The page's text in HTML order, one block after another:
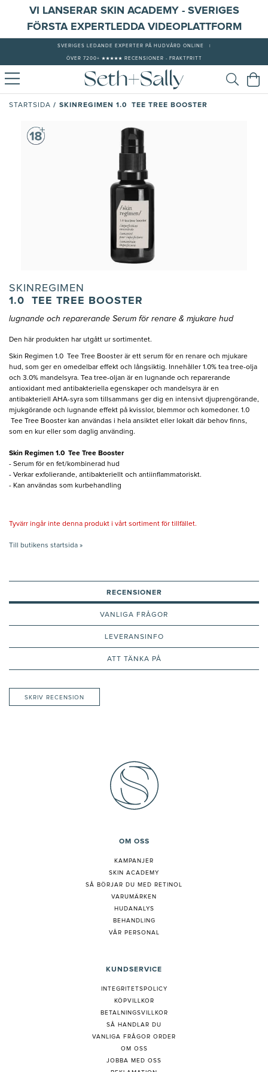
VI LANSERAR SKIN ACADEMY - SVERIGES
FÖRSTA EXPERTLEDDA VIDEOPLATTFORM
SVERIGES LEDANDE EXPERTER PÅ HUDVÅRD ONLINE
ÖVER 7200+ ★★★★★ RECENSIONER - FRAKTFRITT
STARTSIDA / SKINREGIMEN 1.0 TEE TREE BOOSTER
SKINREGIMEN
1.0 TEE TREE BOOSTER
lugnande och reparerande Serum för renare & mjukare hud
Den här produkten har utgått ur sortimentet.
Skin Regimen 1.0 Tee Tree Booster är ett serum för en renare och mjukare
hud, som ger en omedelbar effekt och långsiktig. Innehåller 1.0% tea tree-olja
och 3.0% mandelsyra. Tea tree-oljan är en lugnande och reparerande
antioxidant med antibakteriella egenskaper och mandelsyra är en
antibakteriell AHA-syra som tillsammans ger dig en intensivt djuprengörande,
mjukgörande och lugnande effekt på kvisslor, blemmor och komedoner. 1.0
Tee Tree Booster kan användas i hela ansiktet eller lokalt där behov finns,
som en kur eller som daglig använding.
Skin Regimen 1.0 Tee Tree Booster
- Serum för en fet/kombinerad hud
- Verkar exfolierande, antibakteriellt och antiinflammatoriskt.
- Kan användas som kurbehandling
Tyvärr ingår inte denna produkt i vårt sortiment för tillfället.
Till butikens startsida »
RECENSIONER
VANLIGA FRÅGOR
LEVERANSINFO
ATT TÄNKA PÅ
SKRIV RECENSION
OM OSS
KAMPANJER
SKIN ACADEMY
SÅ BÖRJAR DU MED RETINOL
VARUMÄRKEN
HUDANALYS
BEHANDLING
VÅR PERSONAL
KUNDSERVICE
INTEGRITETSPOLICY
KÖPVILLKOR
BETALNINGSVILLKOR
SÅ HANDLAR DU
VANLIGA FRÅGOR ORDER
OM OSS
JOBBA MED OSS